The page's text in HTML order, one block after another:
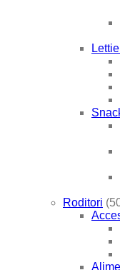
Roditori